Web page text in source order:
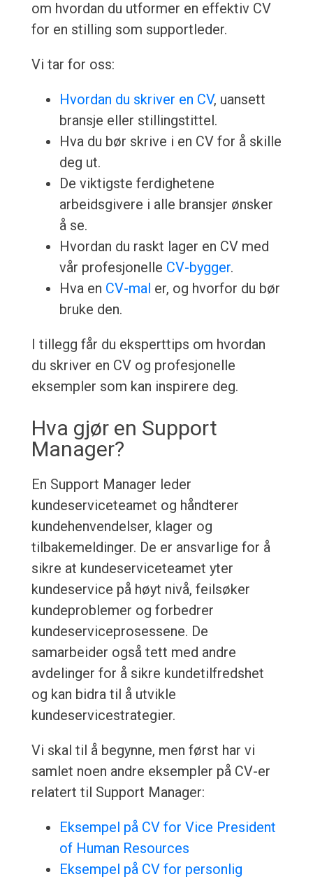
om hvordan du utformer en effektiv CV
for en stilling som supportleder.
Vi tar for oss:
Hvordan du skriver en CV, uansett
bransje eller stillingstittel.
Hva du bør skrive i en CV for å skille
deg ut.
De viktigste ferdighetene
arbeidsgivere i alle bransjer ønsker
å se.
Hvordan du raskt lager en CV med
vår profesjonelle CV-bygger.
Hva en CV-mal er, og hvorfor du bør
bruke den.
I tillegg får du eksperttips om hvordan
du skriver en CV og profesjonelle
eksempler som kan inspirere deg.
Hva gjør en Support
Manager?
En Support Manager leder
kundeserviceteamet og håndterer
kundehenvendelser, klager og
tilbakemeldinger. De er ansvarlige for å
sikre at kundeserviceteamet yter
kundeservice på høyt nivå, feilsøker
kundeproblemer og forbedrer
kundeserviceprosessene. De
samarbeider også tett med andre
avdelinger for å sikre kundetilfredshet
og kan bidra til å utvikle
kundeservicestrategier.
Vi skal til å begynne, men først har vi
samlet noen andre eksempler på CV-er
relatert til Support Manager:
Eksempel på CV for Vice President
of Human Resources
Eksempel på CV for personlig